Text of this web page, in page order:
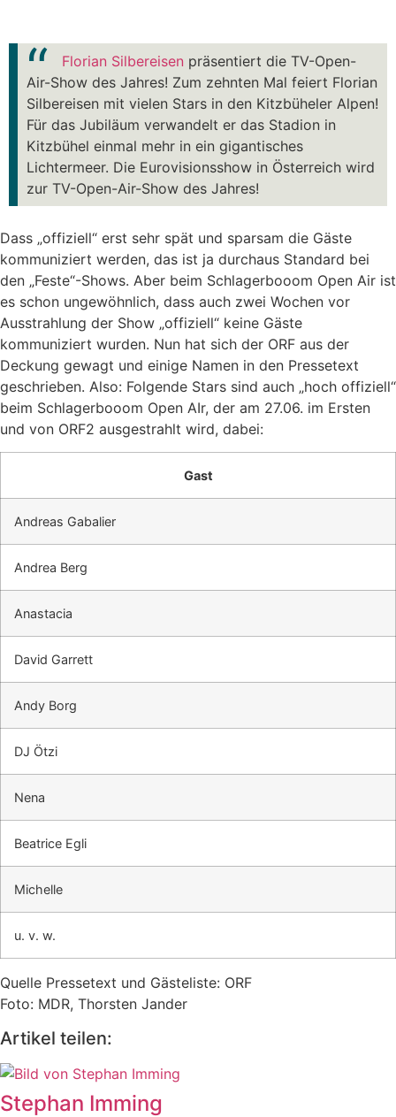
Florian Silbereisen präsentiert die TV-Open-
Air-Show des Jahres! Zum zehnten Mal feiert Florian
Silbereisen mit vielen Stars in den Kitzbüheler Alpen!
Für das Jubiläum verwandelt er das Stadion in
Kitzbühel einmal mehr in ein gigantisches
Lichtermeer. Die Eurovisionsshow in Österreich wird
zur TV-Open-Air-Show des Jahres!
Dass „offiziell“ erst sehr spät und sparsam die Gäste
kommuniziert werden, das ist ja durchaus Standard bei
den „Feste“-Shows. Aber beim Schlagerbooom Open Air ist
es schon ungewöhnlich, dass auch zwei Wochen vor
Ausstrahlung der Show „offiziell“ keine Gäste
kommuniziert wurden. Nun hat sich der ORF aus der
Deckung gewagt und einige Namen in den Pressetext
geschrieben. Also: Folgende Stars sind auch „hoch offiziell“
beim Schlagerbooom Open AIr, der am 27.06. im Ersten
und von ORF2 ausgestrahlt wird, dabei:
Gast
Andreas Gabalier
Andrea Berg
Anastacia
David Garrett
Andy Borg
DJ Ötzi
Nena
Beatrice Egli
Michelle
u. v. w.
Quelle Pressetext und Gästeliste: ORF
Foto: MDR, Thorsten Jander
Artikel teilen:
Stephan Imming